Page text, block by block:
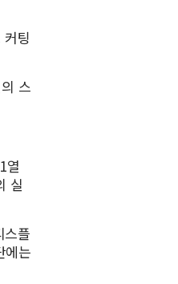
팅
스
열
실
플
에는